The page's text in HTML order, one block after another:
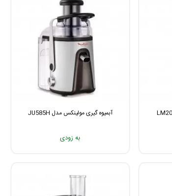
آبمیوه گیری مولینکس مدل JU585H
به زودی